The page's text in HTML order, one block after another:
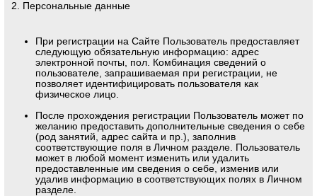
2. Персональные данные
При регистрации на Сайте Пользователь предоставляет
следующую обязательную информацию: адрес
электронной почты, пол. Комбинация сведений о
пользователе, запрашиваемая при регистрации, не
позволяет идентифицировать пользователя как
физическое лицо.
После прохождения регистрации Пользователь может по
желанию предоставить дополнительные сведения о себе
(род занятий, адрес сайта и пр.), заполнив
соответствующие поля в Личном разделе. Пользователь
может в любой момент изменить или удалить
предоставленные им сведения о себе, изменив или
удалив информацию в соответствующих полях в Личном
разделе.